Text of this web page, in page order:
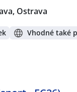
Ostrava
Vhodné také